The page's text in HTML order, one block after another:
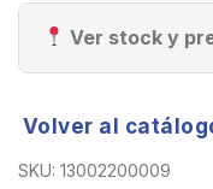
Ver stock y
Volver al
SKU: 13002200009